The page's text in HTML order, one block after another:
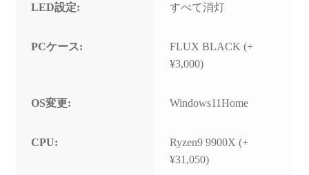
LED設定: すべて消灯
PCケース:
FLUX BLACK (+
¥3,000)
OS変更: Windows11Home
CPU:
Ryzen9 9900X (+
¥31,050)